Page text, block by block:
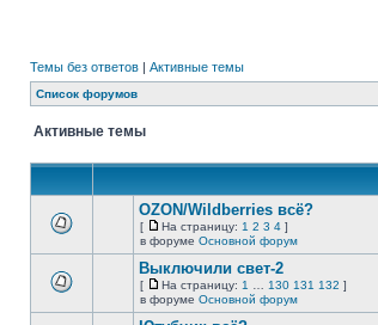
Темы без ответов | Активные темы
Список форумов
Активные темы
этой
непрочитанных
сообщений.
OZON/Wildberries всё?
[
На
страницу
На страницу: 1 2 3 4 ]
в форуме Основной форум
этой
Выключили свет-2
[
На
страницу
На страницу: 1 130 131 132 ]
в форуме Основной форум